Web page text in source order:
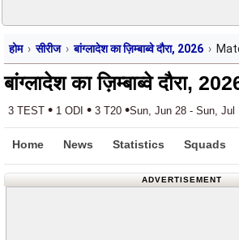
होम सीरीज बांग्लादेश का ज़िम्बाब्वे दौरा, 2026
बांग्लादेश का ज़िम्बाब्वे दौरा,
3 TEST • 1 ODI • 3 T20 •Sun, Jun 28 - Sun, Jul
Home News Statistics Squads
ADVERTISEMENT